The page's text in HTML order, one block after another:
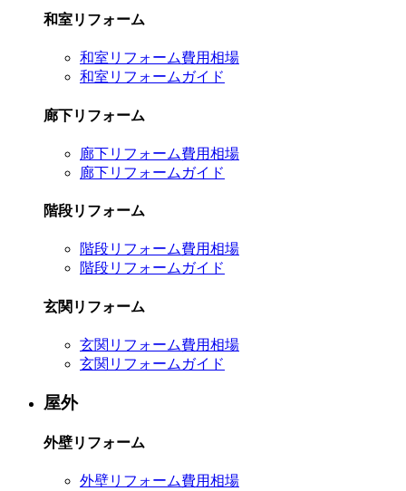
和室リフォーム
和室リフォーム費用相場
和室リフォームガイド
廊下リフォーム
廊下リフォーム費用相場
廊下リフォームガイド
階段リフォーム
階段リフォーム費用相場
階段リフォームガイド
玄関リフォーム
玄関リフォーム費用相場
玄関リフォームガイド
屋外
外壁リフォーム
外壁リフォーム費用相場